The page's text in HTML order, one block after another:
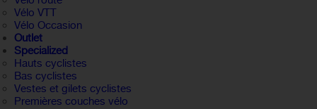
Vélo VTT
Vélo Occasion
Outlet
Specialized
Hauts cyclistes
Bas cyclistes
Vestes et gilets cyclistes
Premières couches vélo